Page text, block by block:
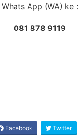
Whats App (WA) ke :
081 878 9119
Facebook Twitter